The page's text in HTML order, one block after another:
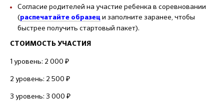
Согласие родителей на участие ребенка в соревновании
(распечатайте образец и заполните заранее, чтобы
быстрее получить стартовый пакет).
СТОИМОСТЬ УЧАСТИЯ
1 уровень: 2 000 ₽
2 уровень: 2 500 ₽
3 уровень: 3 000 ₽